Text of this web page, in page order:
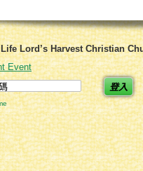
Lord’s Harvest Christian
Event
登入